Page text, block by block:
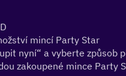
mincí Party Star
nyní“ a vyberte způsob
zakoupené mince Party